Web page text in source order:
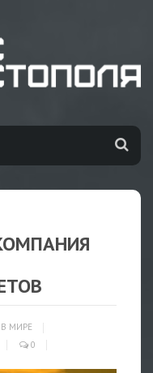
В МИРЕ
0